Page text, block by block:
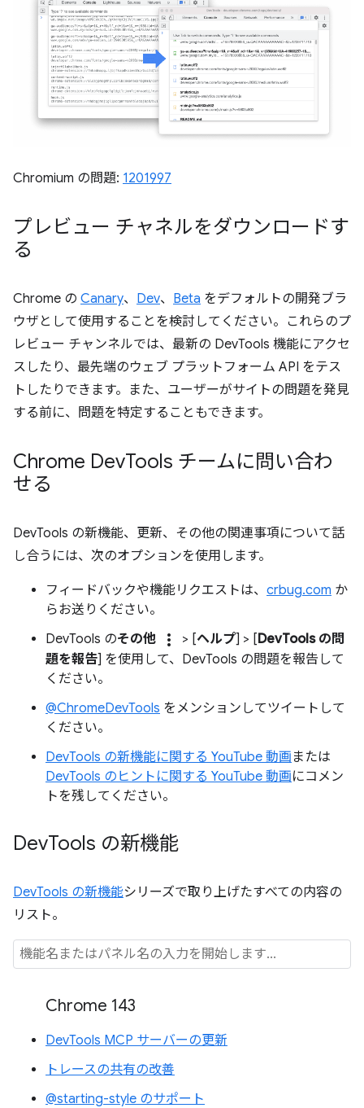
Chromium の問題: 1201997
プレビュー チャネルをダウンロードす
る
Chrome の Canary、 Dev、 Beta をデフォルトの開発ブラ
ウザとして使用することを検討してください。これらのプ
レビュー チャンネルでは、最新の DevTools 機能にアクセ
スしたり、最先端のウェブ プラットフォーム API をテス
トしたりできます。また、ユーザーがサイトの問題を発見
する前に、問題を特定することもできます。
Chrome DevTools チームに問い合わ
せる
DevTools の新機能、更新、その他の関連事項について話
し合うには、次のオプションを使用します。
フィードバックや機能リクエストは、 crbug.com か
らお送りください。
DevTools のその他 more_vert > [ヘルプ] > [DevTools の問
題を報告] を使用して、DevTools の問題を報告して
ください。
@ChromeDevTools をメンションしてツイートして
ください。
DevTools の新機能に関する YouTube 動画 または
DevTools のヒントに関する YouTube 動画にコメン
トを残してください。
DevTools の新機能
DevTools の新機能シリーズで取り上げたすべての内容の
リスト。
Chrome 143
DevTools MCP サーバーの更新
トレースの共有の改善
@starting-style のサポート